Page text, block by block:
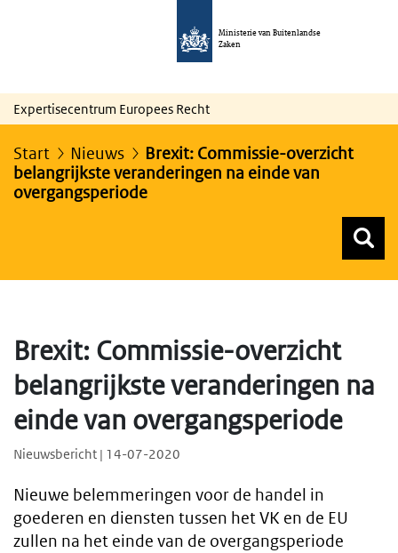
Ministerie van Buitenlandse
Zaken
Expertisecentrum Europees Recht
Start Nieuws
Brexit: Commissie-overzicht
belangrijkste veranderingen na einde van
overgangsperiode
Brexit: Commissie-overzicht
belangrijkste veranderingen na
einde van overgangsperiode
Nieuwsbericht | 14-07-2020
Nieuwe belemmeringen voor de handel in
goederen en diensten tussen het VK en de EU
zullen na het einde van de overgangsperiode